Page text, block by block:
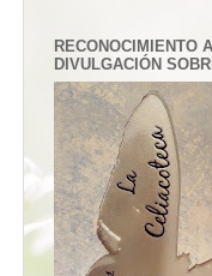
RECONOCIMIENTO
DIVULGACIÓN